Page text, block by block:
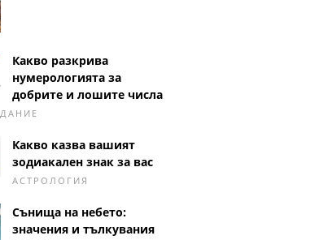
Какво разкрива
нумерологията за
добрите и лошите числа
Какво казва вашият
зодиакален знак за вас
АСТРОЛОГИЯ
Сънища на небето:
значения и тълкувания